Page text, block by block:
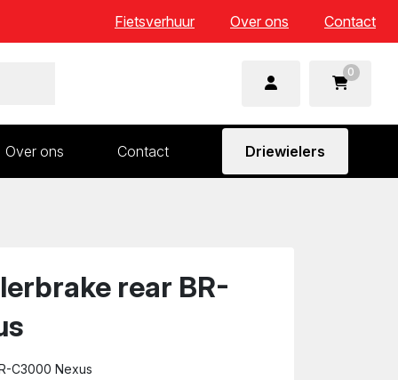
Fietsverhuur Over ons Contact
0
Sturen
Over ons Contact Driewielers
rear BR-
C3000 Nexus